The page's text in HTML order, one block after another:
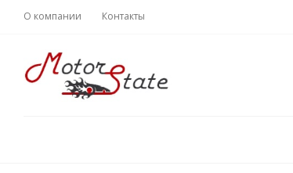
О компании Контакты